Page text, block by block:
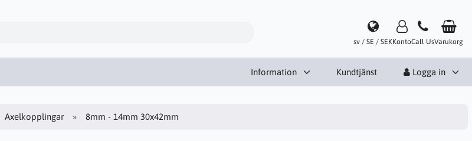
sv / SE / SEKKontoCall UsVarukorg
Information Kundtjänst Logga in
Axelkopplingar 8mm - 14mm 30x42mm